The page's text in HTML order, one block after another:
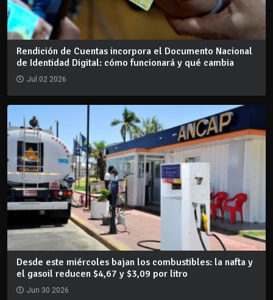
Rendición de Cuentas incorpora el Documento Nacional
de Identidad Digital: cómo funcionará y qué cambia
Jul 02 2026
Desde este miércoles bajan los combustibles: la nafta y
el gasoil reducen $4,67 y $3,09 por litro
Jun 30 2026